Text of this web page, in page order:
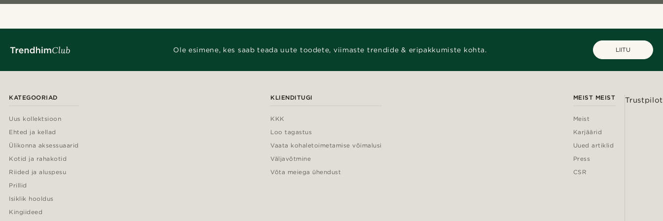
Ole esimene, kes saab teada uute toodete, viimaste trendide & eripakkumiste kohta. LIITU
KATEGOORIAD
Uus kollektsioon
Ehted ja kellad
Ülikonna aksessuaarid
Kotid ja rahakotid
Riided ja aluspesu
Prillid
Isiklik hooldus
Kingiideed
KLIENDITUGI
KKK
Loo tagastus
Vaata kohaletoimetamise võimalusi
Väljavõtmine
Võta meiega ühendust
MEIST MEIST
Meist
Karjäärid
Uued artiklid
Press
CSR
Trustpilot